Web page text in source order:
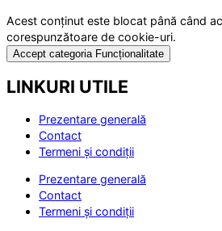
Acest conținut este blocat până când
corespunzătoare de cookie-uri.
Accept categoria Funcționalitate
LINKURI UTILE
Prezentare generală
Contact
Termeni și condiții
Prezentare generală
Contact
Termeni și condiții